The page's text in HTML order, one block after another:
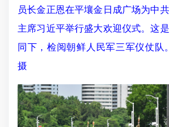
员长金正恩在平壤金日成广场为中
主席习近平举行盛大欢迎仪式。这
同下，检阅朝鲜人民军三军仪仗队
摄